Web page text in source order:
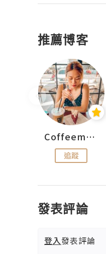
推薦博客
Coffeemeetjojo
追蹤
發表評論
登入發表評論